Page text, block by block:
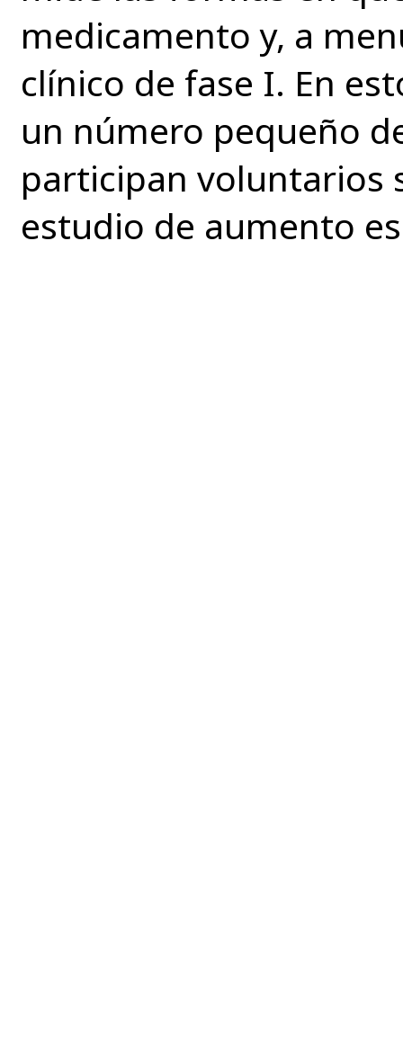
medicamento y, a
clínico de fase I. En
un número pequeño
participan voluntarios
estudio de aumento